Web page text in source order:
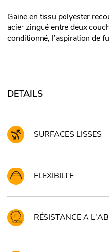
Gaine en tissu polyester
acier zingué entre deux
conditionné, l’aspiration de
DETAILS
SURFACES LISSES
FLEXIBILTE
RÉSISTANCE A